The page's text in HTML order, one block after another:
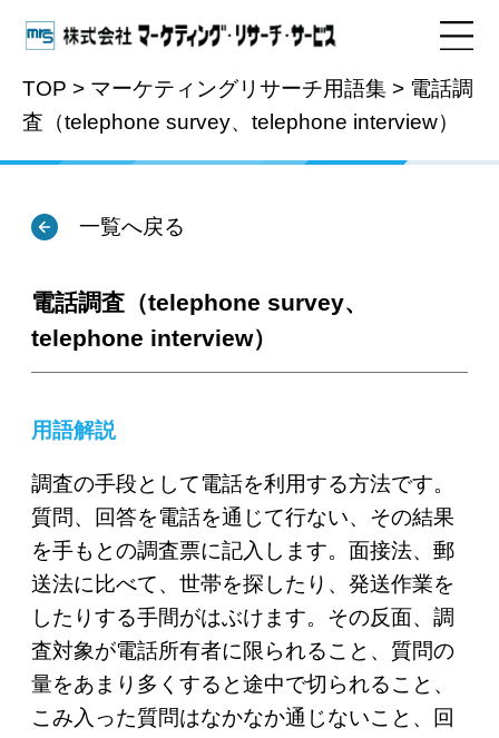
TOP > マーケティングリサーチ用語集 > 電話調
査（telephone survey、telephone interview）
用語集
一覧へ戻る
電話調査（telephone survey、
telephone interview）
用語解説
調査の手段として電話を利用する方法です。
質問、回答を電話を通じて行ない、その結果
を手もとの調査票に記入します。面接法、郵
送法に比べて、世帯を探したり、発送作業を
したりする手間がはぶけます。その反面、調
査対象が電話所有者に限られること、質問の
量をあまり多くすると途中で切られること、
こみ入った質問はなかなか通じないこと、回